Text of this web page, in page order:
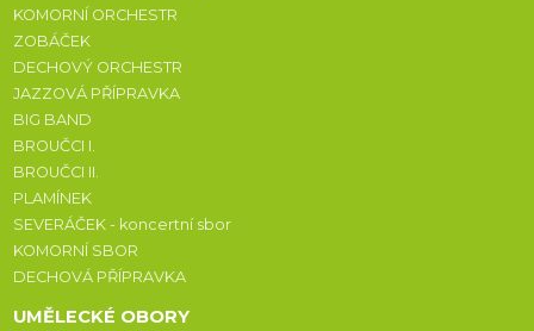
KOMORNÍ ORCHESTR
ZOBÁČEK
DECHOVÝ ORCHESTR
JAZZOVÁ PŘÍPRAVKA
BIG BAND
BROUČCI I.
BROUČCI II.
PLAMÍNEK
SEVERÁČEK - koncertní sbor
KOMORNÍ SBOR
DECHOVÁ PŘÍPRAVKA
UMĚLECKÉ OBORY